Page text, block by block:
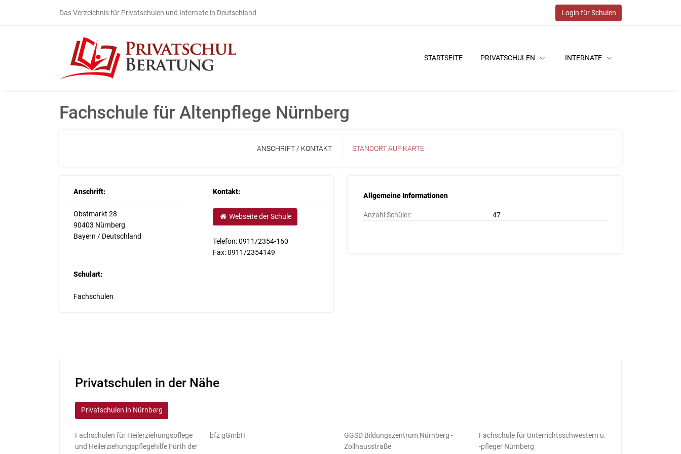
Das Verzeichnis für Privatschulen und Internate in Deutschland Login für Schulen
STARTSEITE PRIVATSCHULEN INTERNATE
Fachschule für Altenpflege Nürnberg
ANSCHRIFT / KONTAKT STANDORT AUF KARTE
Anschrift:
Obstmarkt 28
90403 Nürnberg
Bayern / Deutschland
Kontakt:
Webseite der Schule
Telefon: 0911/2354-160
Fax: 0911/2354149
Schulart:
Fachschulen
Allgemeine Informationen
Anzahl Schüler: 47
Privatschulen in der Nähe
Privatschulen in Nürnberg
Fachschulen für Heilerziehungspflege
und Heilerziehungspflegehilfe Fürth der
bfz gGmbH
GGSD Bildungszentrum Nürnberg -
Zollhausstraße
Fachschule für Unterrichtsschwestern u.
-pfleger Nürnberg